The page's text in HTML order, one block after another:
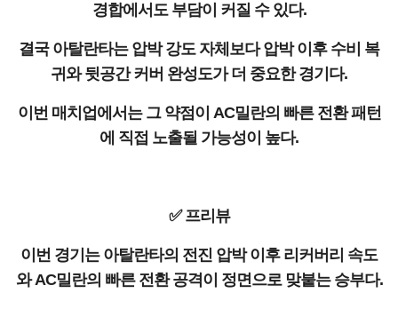
경합에서도 부담이 커질 수 있다.
결국 아탈란타는 압박 강도 자체보다 압박 이후 수비 복
귀와 뒷공간 커버 완성도가 더 중요한 경기다.
이번 매치업에서는 그 약점이 AC밀란의 빠른 전환 패턴
에 직접 노출될 가능성이 높다.
✅ 프리뷰
이번 경기는 아탈란타의 전진 압박 이후 리커버리 속도
와 AC밀란의 빠른 전환 공격이 정면으로 맞붙는 승부다.